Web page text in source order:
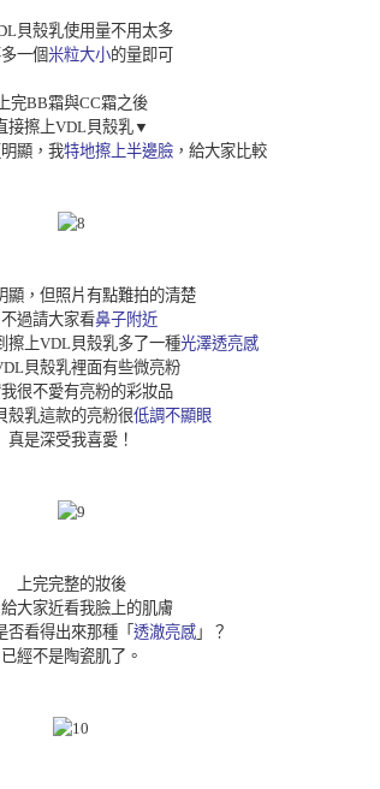
貝殼乳使用量不用太多
一個米粒大小的量即可
上完BB霜與CC霜之後
接擦上VDL貝殼乳▼
顯，我特地擦上半邊臉，給大家比較
顯，但照片有點難拍的清楚
不過請大家看鼻子附近
擦上VDL貝殼乳多了一種光澤透亮感
貝殼乳裡面有些微亮粉
很不愛有亮粉的彩妝品
殼乳這款的亮粉很低調不顯眼
真是深受我喜愛！
上完完整的妝後
給大家近看我臉上的肌膚
否看得出來那種「 透澈亮感 」？
已經不是陶瓷肌了。